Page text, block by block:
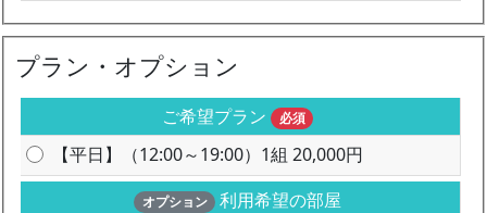
プラン・オプション
ご希望プラン 必須
【平日】（12:00～19:00）1組 20,000円
オプション 利用希望の部屋